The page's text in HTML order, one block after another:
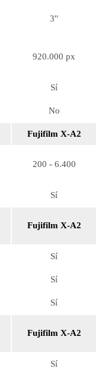
3''
920.000 px
Sí
No
Fujifilm X-A2
200 - 6.400
Sí
Fujifilm X-A2
Sí
Sí
Sí
Fujifilm X-A2
Sí